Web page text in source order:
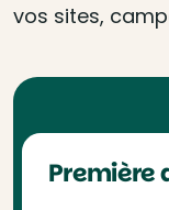
vos sites,
Première